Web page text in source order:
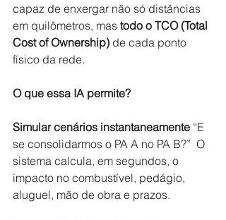
capaz de enxergar não só distâncias
em quilômetros, mas todo o TCO (Total
Cost of Ownership) de cada ponto
físico da rede.
O que essa IA permite?
Simular cenários instantaneamente “E
se consolidarmos o PA A no PA B?”  O
sistema calcula, em segundos, o
impacto no combustível, pedágio,
aluguel, mão de obra e prazos.